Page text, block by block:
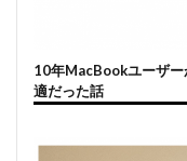
10年MacBookユーザ
適だった話